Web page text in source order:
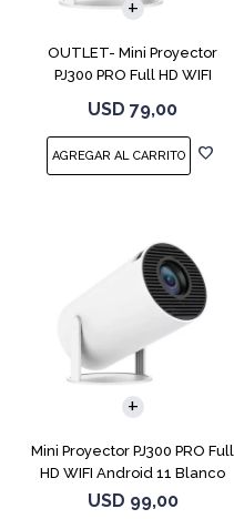
OUTLET- Mini Proyector
PJ300 PRO Full HD WIFI
USD 79,00
Mini Proyector PJ300 PRO Full
HD WIFI Android 11 Blanco
USD 99,00